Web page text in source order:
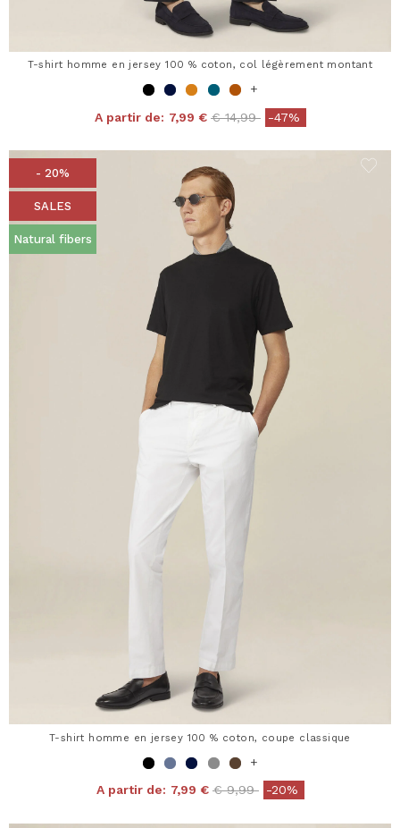
T-shirt homme en jersey 100 % coton, col légèrement montant
+
A partir de: 7,99 € Price reduced from
€ 14,99to-47%
- 20%
SALES
Natural fibers
T-shirt homme en jersey 100 % coton, coupe classique
+
A partir de: 7,99 € Price reduced from
€ 9,99to-20%